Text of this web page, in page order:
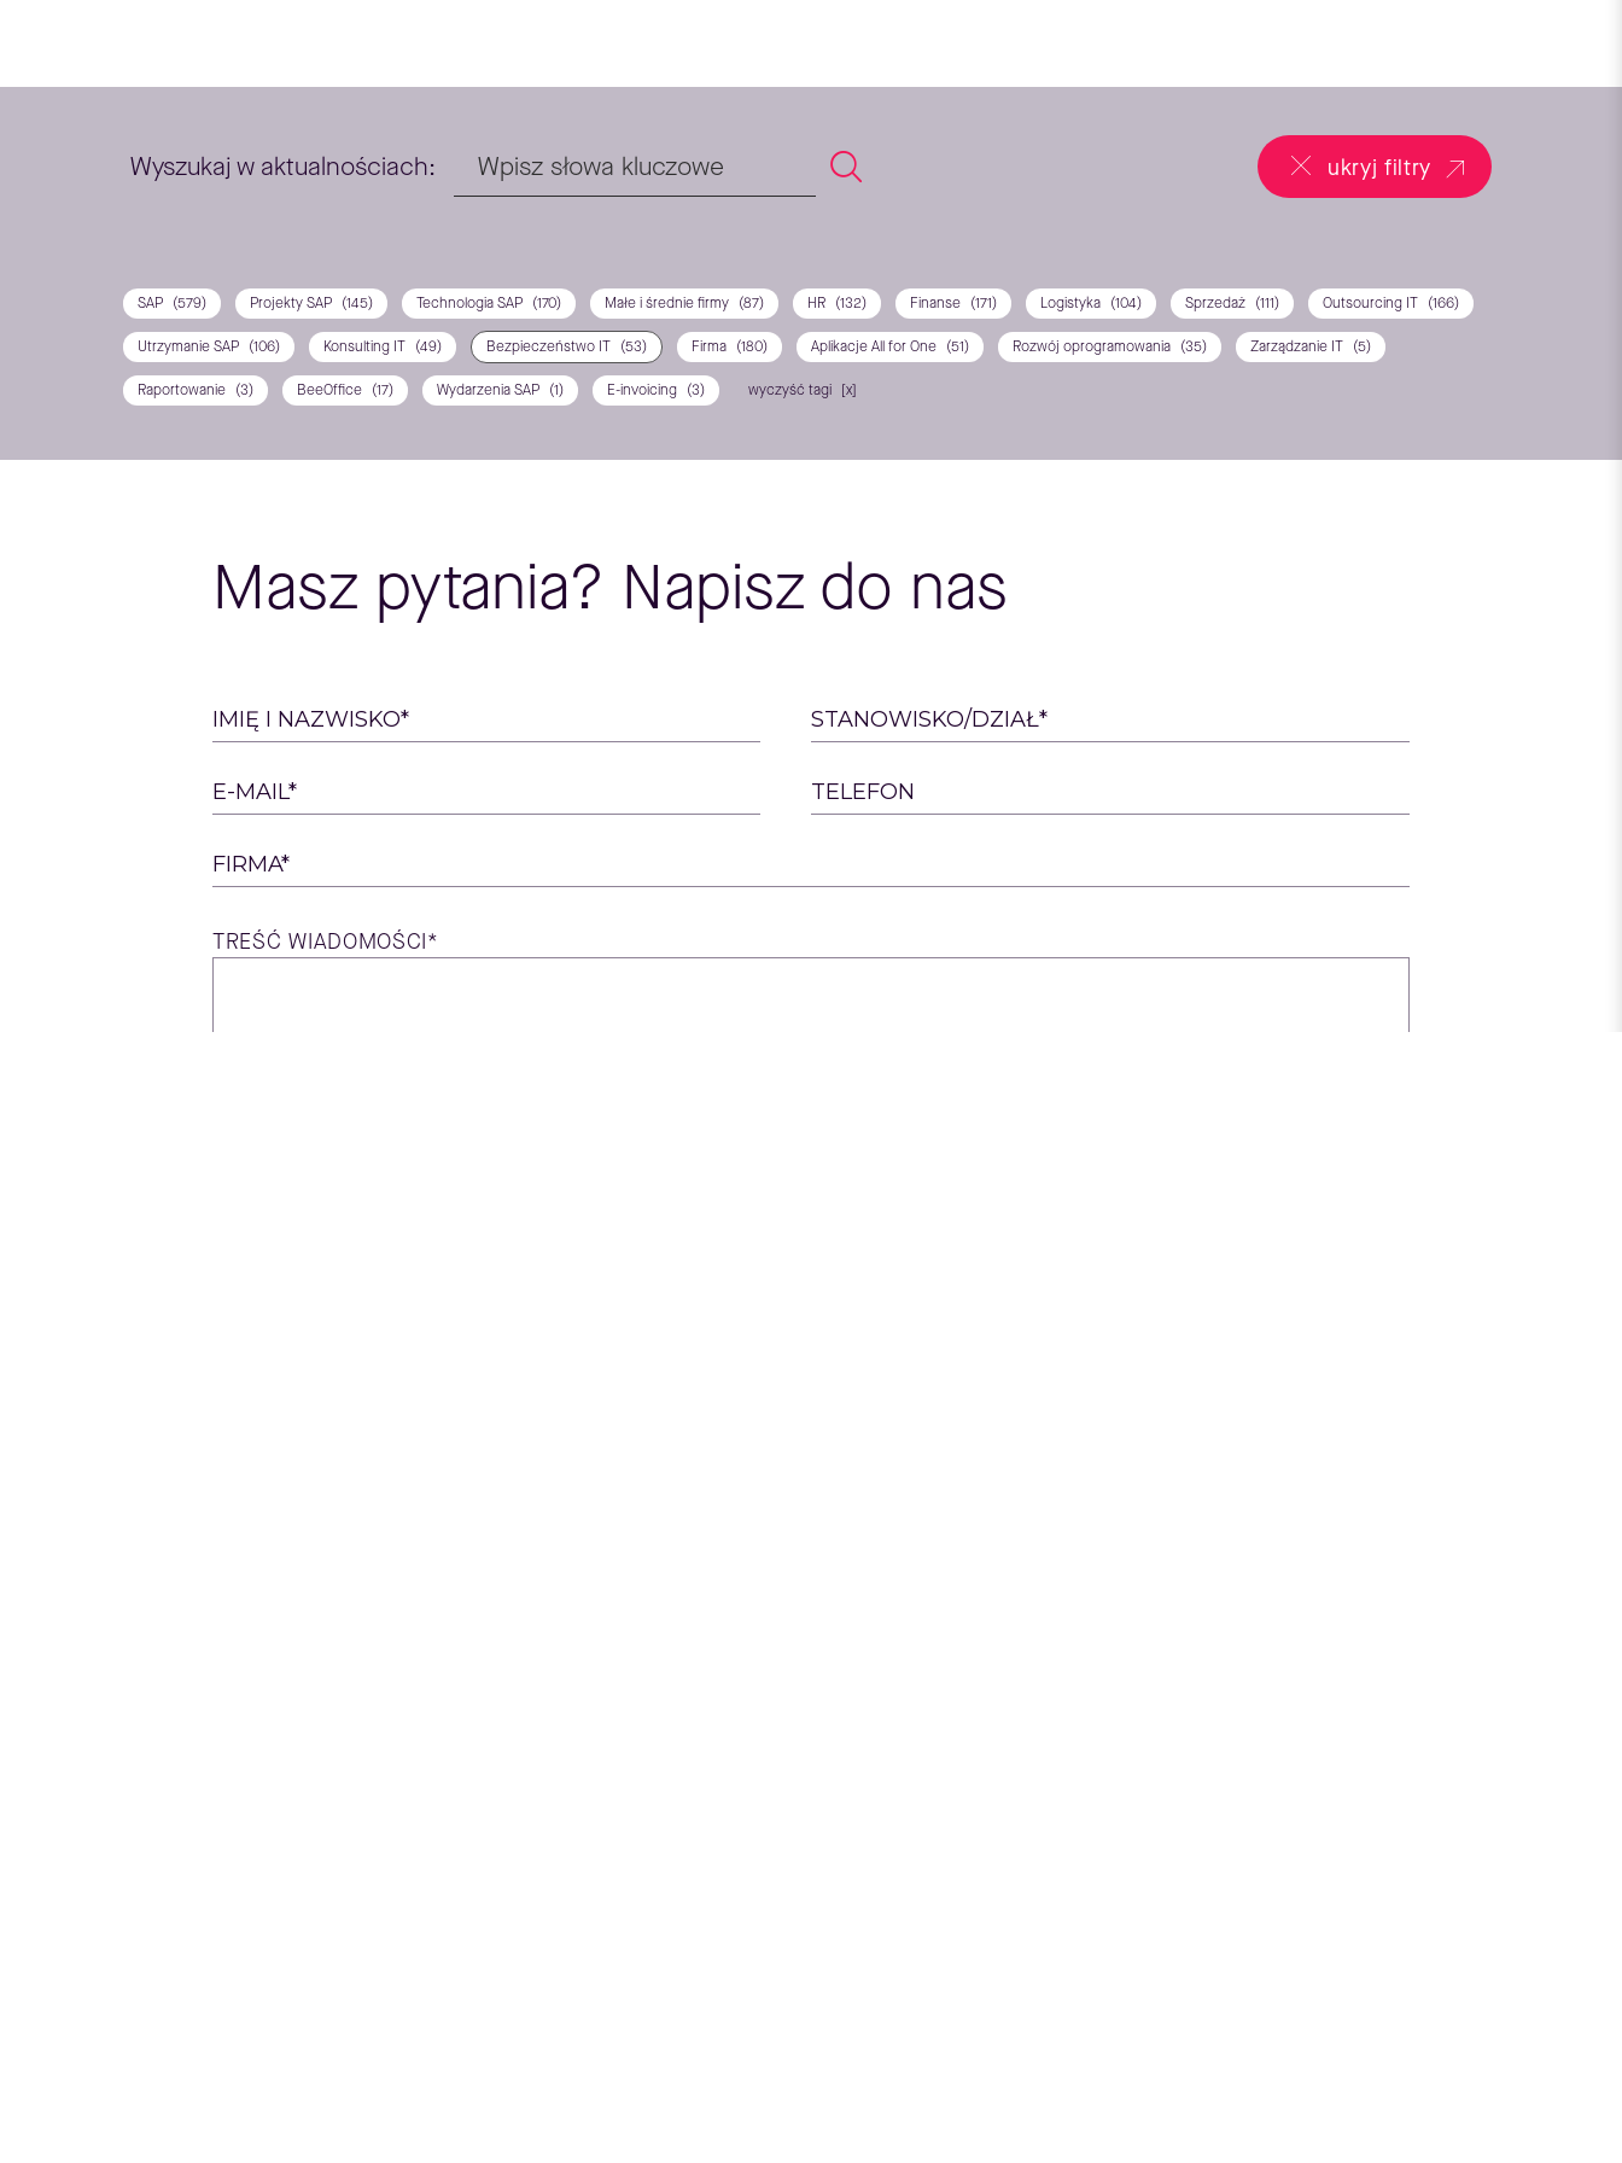
Wyszukaj w aktualnościach: ukryj filtry
SAP (579) Projekty SAP (145) Technologia SAP (170) Małe i średnie firmy (87) HR (132) Finanse (171) Logistyka (104) Sprzedaż (111) Outsourcing IT (166)
Utrzymanie SAP (106) Konsulting IT (49) Bezpieczeństwo IT (53) Firma (180) Aplikacje All for One (51) Rozwój oprogramowania (35) Zarządzanie IT (5)
Raportowanie (3) BeeOffice (17) Wydarzenia SAP (1) E-invoicing (3) wyczyść tagi
Masz pytania? Napisz do nas
Please
this
field
empty.
IMIĘ I NAZWISKO* STANOWISKO/DZIAŁ*
E-MAIL* TELEFON
FIRMA*
TREŚĆ WIADOMOŚCI*